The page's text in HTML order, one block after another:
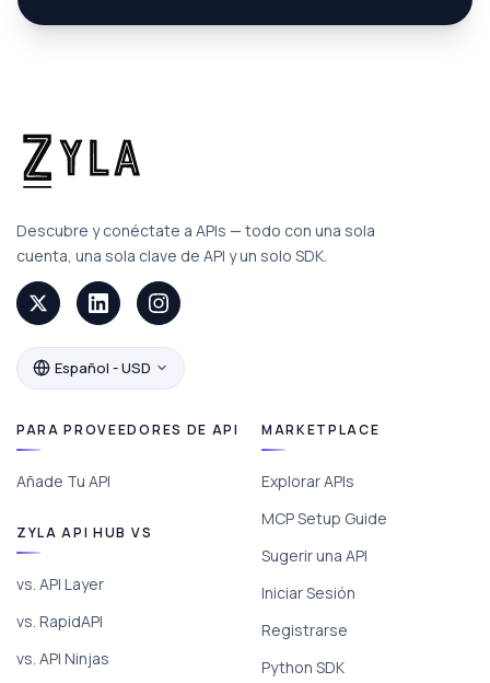
Descubre y conéctate a APIs — todo con una sola
cuenta, una sola clave de API y un solo SDK.
Español - USD
PARA PROVEEDORES DE API
Añade Tu API
ZYLA API HUB VS
vs. API Layer
vs. RapidAPI
vs. API Ninjas
MARKETPLACE
Explorar APIs
MCP Setup Guide
Sugerir una API
Iniciar Sesión
Registrarse
Python SDK